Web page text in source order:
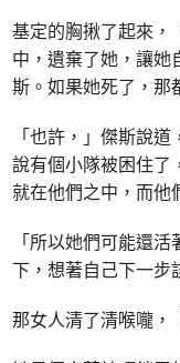
基定的胸揪了起來，
中，遺棄了她，讓她
斯。如果她死了，那
「也許，」傑斯說
說有個小隊被困住了
就在他們之中，而他
「所以她們可能還
下，想著自己下一步
那女人清了清喉嚨，